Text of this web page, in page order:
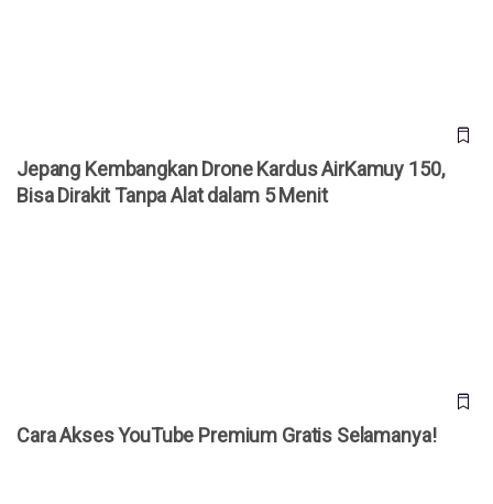
Jepang Kembangkan Drone Kardus AirKamuy 150,
Bisa Dirakit Tanpa Alat dalam 5 Menit
Cara Akses YouTube Premium Gratis Selamanya!